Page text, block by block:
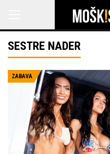
SESTRE NADER
ZABAVA